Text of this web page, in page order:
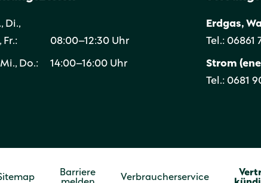
Di.,
Fr.:
08:00–12:30 Uhr
Do.: 14:00–16:00 Uhr
Erdgas,
Tel.: 06861
Strom
Tel.: 0681
Barriere
Verbraucherservice